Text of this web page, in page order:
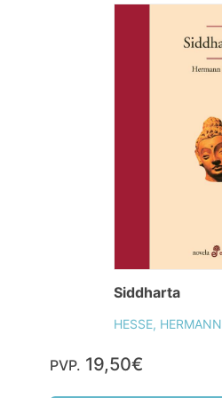
Siddharta
HESSE, HERMANN
PVP. 19,50€